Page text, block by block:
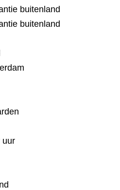
buitenland
buitenland
uur